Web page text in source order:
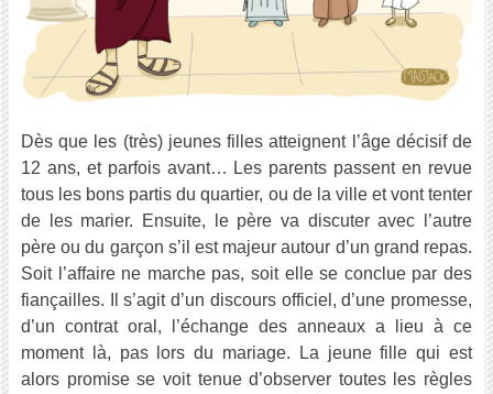
Dès que les (très) jeunes filles atteignent l’âge décisif de
12 ans, et parfois avant… Les parents passent en revue
tous les bons partis du quartier, ou de la ville et vont tenter
de les marier. Ensuite, le père va discuter avec l’autre
père ou du garçon s’il est majeur autour d’un grand repas.
Soit l’affaire ne marche pas, soit elle se conclue par des
fiançailles. Il s’agit d’un discours officiel, d’une promesse,
d’un contrat oral, l’échange des anneaux a lieu à ce
moment là, pas lors du mariage. La jeune fille qui est
alors promise se voit tenue d’observer toutes les règles